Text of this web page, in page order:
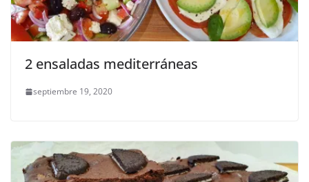
2 ensaladas mediterráneas
septiembre 19, 2020